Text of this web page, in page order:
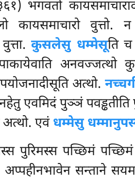
भगवतो
कायसमाचारो
कुसलेसु धम्मेसूति च
अनवज्जत्थो
अत्थो.
एवमिदं पुञ्ञं पवड्ढतीति
अत्थो. एवं धम्मेसु
पुरिमस्स पच्छिमं
अप्पहीनभावेन सन्ताने